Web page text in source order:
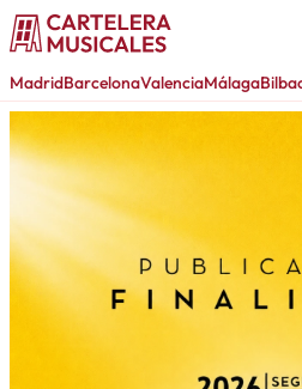
MadridBarcelonaValenciaMálaga